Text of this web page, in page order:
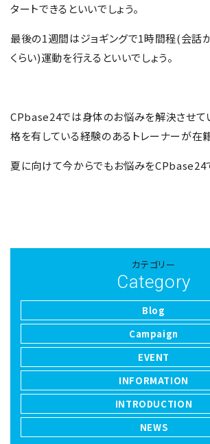
タートできるといいでしょう。
最後の1週間はジョギングで1時間程(会話
くらい)運動を行えるといいでしょう。
CPbase24では身体のお悩みを解決させて
格を有している経験のあるトレーナーが在籍
夏に向けて今からでもお悩みをCPbase24
カテゴリー
Category
Blog
Campaign
EVENT
INFORMATION
INTRODUCTION
NEWS